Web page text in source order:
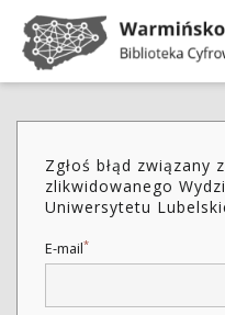
Zgłoś błąd związany
zlikwidowanego
Uniwersytetu
E-mail*